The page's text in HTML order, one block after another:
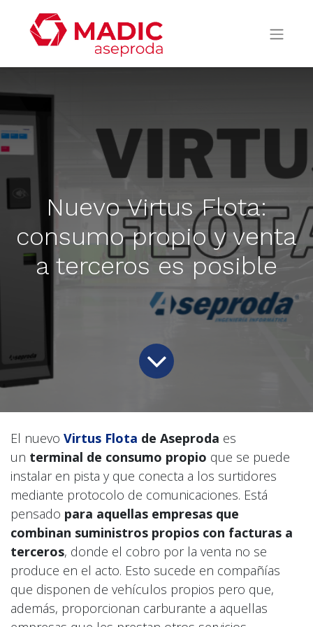
Nuevo Virtus Flota:
consumo propio y venta
a terceros es posible
El nuevo Virtus Flota de Aseproda es
un terminal de consumo propio que se puede
instalar en pista y que conecta a los surtidores
mediante protocolo de comunicaciones. Está
pensado para aquellas empresas que
combinan suministros propios con facturas a
terceros, donde el cobro por la venta no se
produce en el acto. Esto sucede en compañías
que disponen de vehículos propios pero que,
además, proporcionan carburante a aquellas